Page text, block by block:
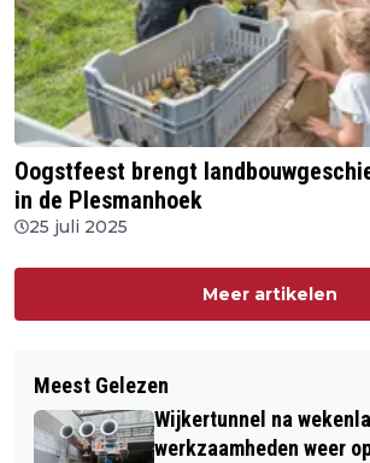
Oogstfeest brengt
in de Plesmanhoek
25 juli 2025
Meer artikelen
Meest Gelezen
Wijkertunnel na
werkzaamheden weer